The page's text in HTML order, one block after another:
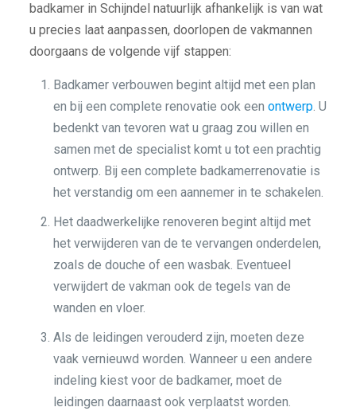
badkamer in Schijndel natuurlijk afhankelijk is van wat
u precies laat aanpassen, doorlopen de vakmannen
doorgaans de volgende vijf stappen:
Badkamer verbouwen begint altijd met een plan
en bij een complete renovatie ook een ontwerp. U
bedenkt van tevoren wat u graag zou willen en
samen met de specialist komt u tot een prachtig
ontwerp. Bij een complete badkamerrenovatie is
het verstandig om een aannemer in te schakelen.
Het daadwerkelijke renoveren begint altijd met
het verwijderen van de te vervangen onderdelen,
zoals de douche of een wasbak. Eventueel
verwijdert de vakman ook de tegels van de
wanden en vloer.
Als de leidingen verouderd zijn, moeten deze
vaak vernieuwd worden. Wanneer u een andere
indeling kiest voor de badkamer, moet de
leidingen daarnaast ook verplaatst worden.